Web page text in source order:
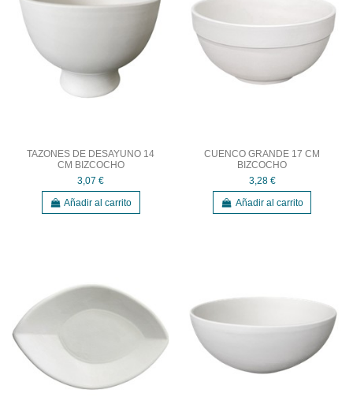
TAZONES DE DESAYUNO 14
CM BIZCOCHO
3,07 €
Añadir al carrito
CUENCO GRANDE 17 CM
BIZCOCHO
3,28 €
Añadir al carrito